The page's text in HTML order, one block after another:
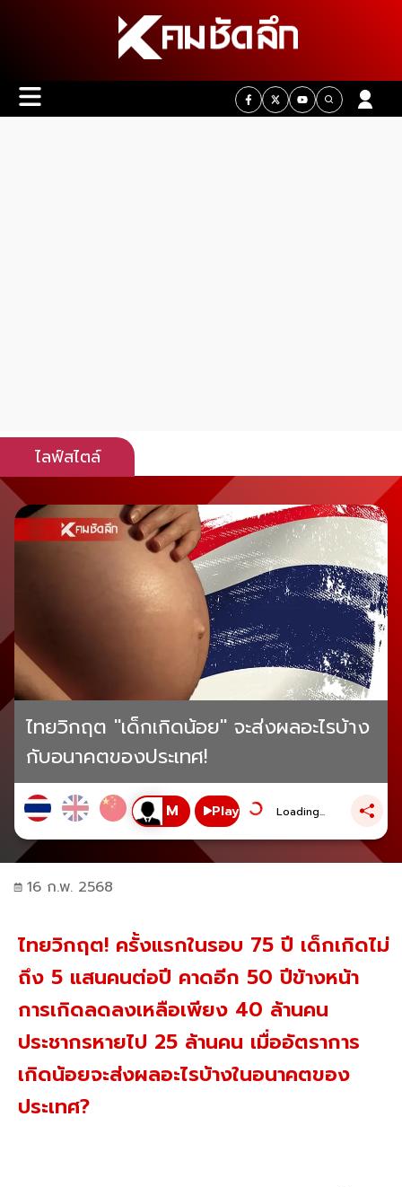
ไลฟ์สไตล์
ไทยวิกฤต "เด็กเกิดน้อย" จะส่งผลอะไรบ้าง
กับอนาคตของประเทศ!
Play Loading...
16 ก.พ. 2568
ไทยวิกฤต! ครั้งแรกในรอบ 75 ปี เด็กเกิดไม่
ถึง 5 แสนคนต่อปี คาดอีก 50 ปีข้างหน้า
การเกิดลดลงเหลือเพียง 40 ล้านคน
ประชากรหายไป 25 ล้านคน เมื่ออัตราการ
เกิดน้อยจะส่งผลอะไรบ้างในอนาคตของ
ประเทศ?